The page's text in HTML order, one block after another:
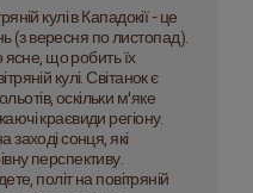
кулі в Кападокії - це
(з вересня по листопад).
ясне, що робить їх
кулі. Світанок є
оскільки м'яке
краєвиди регіону.
заході сонця, які
перспективу.
політ на повітряній